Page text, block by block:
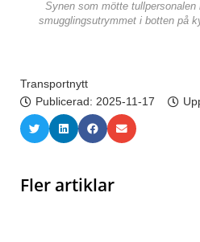
Synen som mötte tullpersonalen
smugglingsutrymmet i botten på
Transportnytt
Publicerad: 2025-11-17
Fler artiklar